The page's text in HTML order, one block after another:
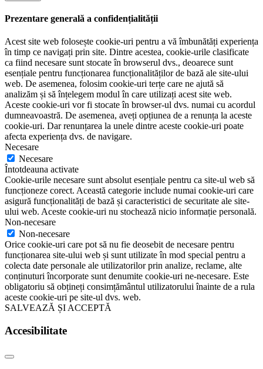
Prezentare generală a confidențialității
Acest site web folosește cookie-uri pentru a vă îmbunătăți experiența
în timp ce navigați prin site. Dintre acestea, cookie-urile clasificate
ca fiind necesare sunt stocate în browserul dvs., deoarece sunt
esențiale pentru funcționarea funcționalităților de bază ale site-ului
web. De asemenea, folosim cookie-uri terțe care ne ajută să
analizăm și să înțelegem modul în care utilizați acest site web.
Aceste cookie-uri vor fi stocate în browser-ul dvs. numai cu acordul
dumneavoastră. De asemenea, aveți opțiunea de a renunța la aceste
cookie-uri. Dar renunțarea la unele dintre aceste cookie-uri poate
afecta experiența dvs. de navigare.
Necesare
Necesare
Întotdeauna activate
Cookie-urile necesare sunt absolut esențiale pentru ca site-ul web să
funcționeze corect. Această categorie include numai cookie-uri care
asigură funcționalități de bază și caracteristici de securitate ale site-
ului web. Aceste cookie-uri nu stochează nicio informație personală.
Non-necesare
Non-necesare
Orice cookie-uri care pot să nu fie deosebit de necesare pentru
funcționarea site-ului web și sunt utilizate în mod special pentru a
colecta date personale ale utilizatorilor prin analize, reclame, alte
conținuturi încorporate sunt denumite cookie-uri ne-necesare. Este
obligatoriu să obțineți consimțământul utilizatorului înainte de a rula
aceste cookie-uri pe site-ul dvs. web.
SALVEAZĂ ȘI ACCEPTĂ
Accesibilitate